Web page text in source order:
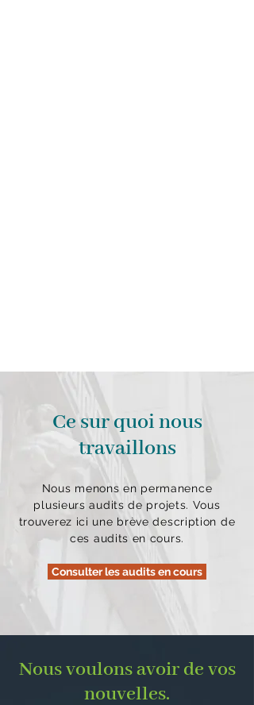
Ce sur quoi nous
travaillons
Nous menons en permanence
plusieurs audits de projets. Vous
trouverez ici une brève description de
ces audits en cours.
Consulter les audits en cours
Nous voulons avoir de vos
nouvelles.